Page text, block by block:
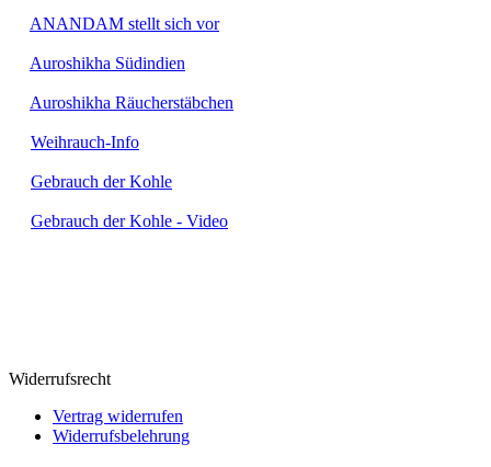
ANANDAM stellt sich vor
Auroshikha Südindien
Auroshikha Räucherstäbchen
Weihrauch-Info
Gebrauch der Kohle
Gebrauch der Kohle - Video
Widerrufsrecht
Vertrag widerrufen
Widerrufsbelehrung